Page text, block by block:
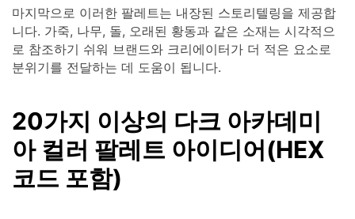
마지막으로 이러한 팔레트는 내장된 스토리텔링을 제공합
니다. 가죽, 나무, 돌, 오래된 황동과 같은 소재는 시각적으
로 참조하기 쉬워 브랜드와 크리에이터가 더 적은 요소로
분위기를 전달하는 데 도움이 됩니다.
20가지 이상의 다크 아카데미
아 컬러 팔레트 아이디어(HEX
코드 포함)